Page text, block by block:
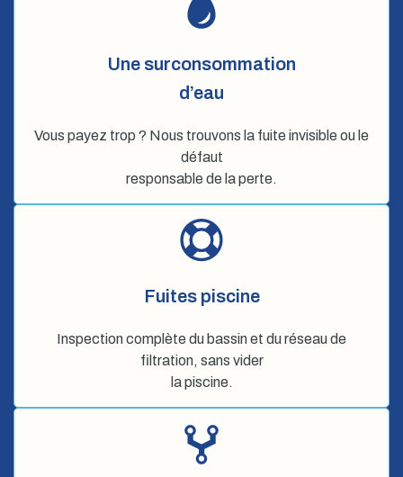
Une surconsommation
d’eau
Vous payez trop ? Nous trouvons la fuite invisible ou le
défaut
responsable de la perte.
Fuites piscine
Inspection complète du bassin et du réseau de
filtration, sans vider
la piscine.